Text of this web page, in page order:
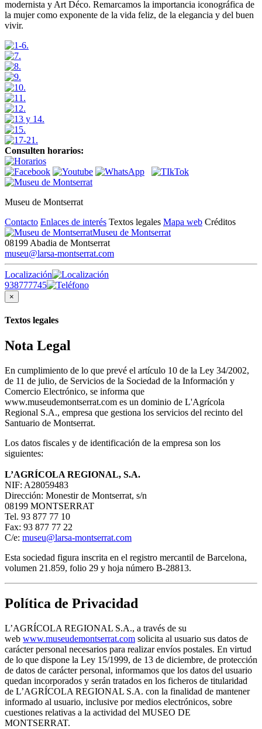
modernista y Art Déco. Remarcamos la importancia iconográfica de
la mujer como exponente de la vida feliz, de la elegancia y del buen
vivir.
Consulten horarios:
Museu de Montserrat
Contacto Enlaces de interés Textos legales Mapa web Créditos
Museu de Montserrat
08199 Abadia de Montserrat
museu@larsa-montserrat.com
Localización
938777745
×
Textos legales
Nota Legal
En cumplimiento de lo que prevé el artículo 10 de la Ley 34/2002,
de 11 de julio, de Servicios de la Sociedad de la Información y
Comercio Electrónico, se informa que
www.museudemontserrat.com es un dominio de L'Agrícola
Regional S.A., empresa que gestiona los servicios del recinto del
Santuario de Montserrat.
Los datos fiscales y de identificación de la empresa son los
siguientes:
L’AGRÍCOLA REGIONAL, S.A.
NIF: A28059483
Dirección: Monestir de Montserrat, s/n
08199 MONTSERRAT
Tel. 93 877 77 10
Fax: 93 877 77 22
C/e: museu@larsa-montserrat.com
Esta sociedad figura inscrita en el registro mercantil de Barcelona,
volumen 21.859, folio 29 y hoja número B-28813.
Política de Privacidad
L’AGRÍCOLA REGIONAL S.A., a través de su
web www.museudemontserrat.com solicita al usuario sus datos de
carácter personal necesarios para realizar envíos postales. En virtud
de lo que dispone la Ley 15/1999, de 13 de diciembre, de protección
de datos de carácter personal, informamos que los datos del usuario
quedan incorporados y serán tratados en los ficheros de titularidad
de L’AGRÍCOLA REGIONAL S.A. con la finalidad de mantener
informado al usuario, inclusive por medios electrónicos, sobre
cuestiones relativas a la actividad del MUSEO DE
MONTSERRAT.